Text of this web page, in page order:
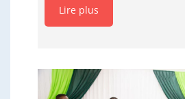
Lire plus